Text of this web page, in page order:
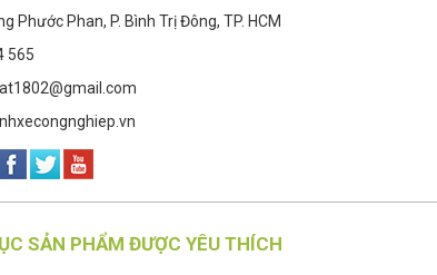
Phước Phan, P. Bình Trị Đông, TP. HCM
565
SẢN PHẨM ĐƯỢC YÊU THÍCH